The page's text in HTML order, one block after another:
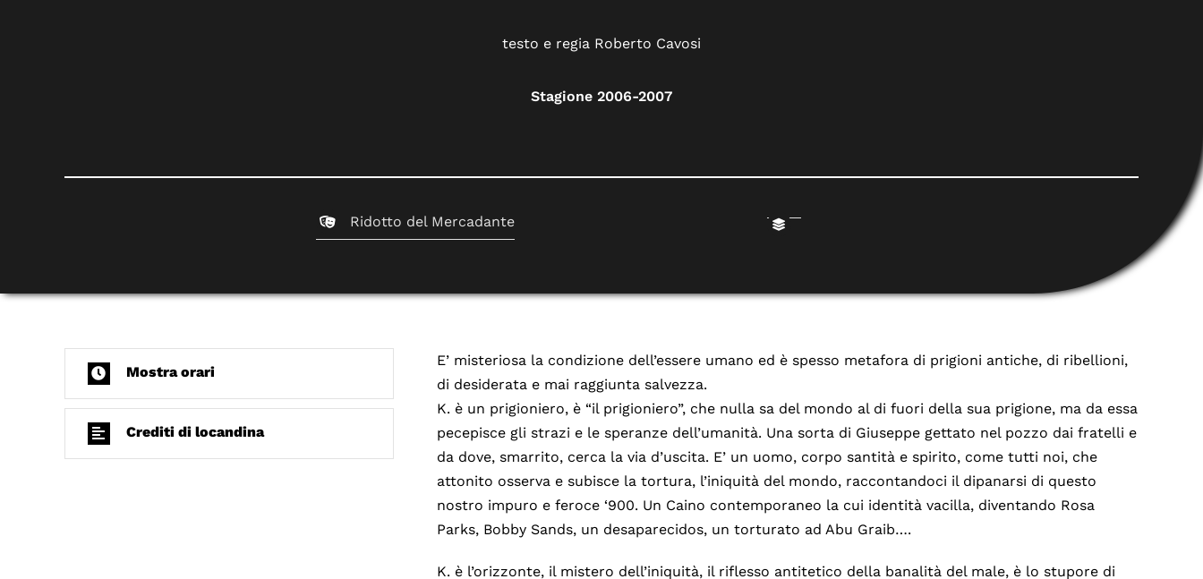
testo e regia Roberto Cavosi
Stagione 2006-2007
Ridotto del Mercadante
Mostra orari
Crediti di locandina
E’ misteriosa la condizione dell’essere umano ed è spesso metafora di prigioni antiche, di ribellioni,
di desiderata e mai raggiunta salvezza.
K. è un prigioniero, è “il prigioniero”, che nulla sa del mondo al di fuori della sua prigione, ma da essa
pecepisce gli strazi e le speranze dell’umanità. Una sorta di Giuseppe gettato nel pozzo dai fratelli e
da dove, smarrito, cerca la via d’uscita. E’ un uomo, corpo santità e spirito, come tutti noi, che
attonito osserva e subisce la tortura, l’iniquità del mondo, raccontandoci il dipanarsi di questo
nostro impuro e feroce ‘900. Un Caino contemporaneo la cui identità vacilla, diventando Rosa
Parks, Bobby Sands, un desaparecidos, un torturato ad Abu Graib….
K. è l’orizzonte, il mistero dell’iniquità, il riflesso antitetico della banalità del male, è lo stupore di